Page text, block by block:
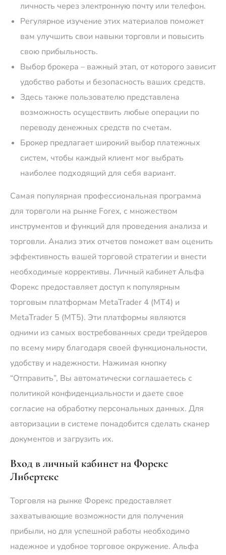
личность через электронную почту или телефон.
Регулярное изучение этих материалов поможет
вам улучшить свои навыки торговли и повысить
свою прибыльность.
Выбор брокера – важный этап, от которого зависит
удобство работы и безопасность ваших средств.
Здесь также пользователю представлена
возможность осуществить любые операции по
переводу денежных средств по счетам.
Брокер предлагает широкий выбор платежных
систем‚ чтобы каждый клиент мог выбрать
наиболее подходящий для себя вариант.
Самая популярная профессиональная программа
для торвголи на рынке Forex, с множеством
инструментов и функций для проведения анализа и
торговли. Анализ этих отчетов поможет вам оценить
эффективность вашей торговой стратегии и внести
необходимые коррективы. Личный кабинет Альфа
Форекс предоставляет доступ к популярным
торговым платформам MetaTrader 4 (MT4) и
MetaTrader 5 (MT5). Эти платформы являются
одними из самых востребованных среди трейдеров
по всему миру благодаря своей функциональности‚
удобству и надежности. Нажимая кнопку
“Отправить”, Вы автоматически соглашаетесь с
политикой конфиденциальности и даете свое
согласие на обработку персональных данных. Для
авторизации в системе понадобится сделать сканер
документов и загрузить их.
Вход в личный кабинет на Форекс
Либертекс
Торговля на рынке Форекс предоставляет
захватывающие возможности для получения
прибыли‚ но для успешной работы необходимо
надежное и удобное торговое окружение. Альфа